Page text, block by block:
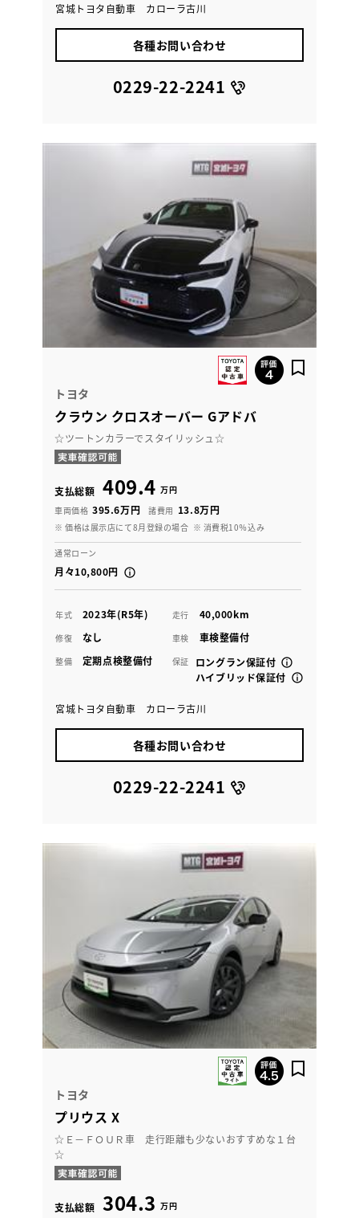
宮城トヨタ自動車 カローラ古川
各種お問い合わせ
0229-22-2241
トヨタ
クラウン クロスオーバー Gアドバ
☆ツートンカラーでスタイリッシュ☆
支払総額 409.4 万円
車両価格 395.6万円 諸費用 13.8万円
※ 価格は展示店にて8月登録の場合 ※ 消費税10％込み
通常ローン
月々10,800円
年式 2023年(R5年) 走行 40,000km
修復 なし 車検 車検整備付
整備 定期点検整備付 保証
ロングラン保証付
ハイブリッド保証付
宮城トヨタ自動車 カローラ古川
各種お問い合わせ
0229-22-2241
トヨタ
プリウス X
☆Ｅ－ＦＯＵＲ車 走行距離も少ないおすすめな１台
☆
支払総額 304.3 万円